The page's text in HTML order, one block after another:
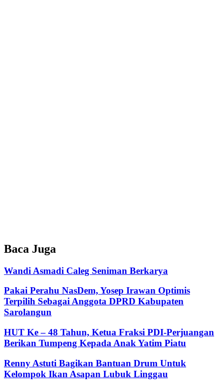
Baca Juga
Wandi Asmadi Caleg Seniman Berkarya
Pakai Perahu NasDem, Yosep Irawan Optimis
Terpilih Sebagai Anggota DPRD Kabupaten
Sarolangun
HUT Ke – 48 Tahun, Ketua Fraksi PDI-Perjuangan
Berikan Tumpeng Kepada Anak Yatim Piatu
Renny Astuti Bagikan Bantuan Drum Untuk
Kelompok Ikan Asapan Lubuk Linggau